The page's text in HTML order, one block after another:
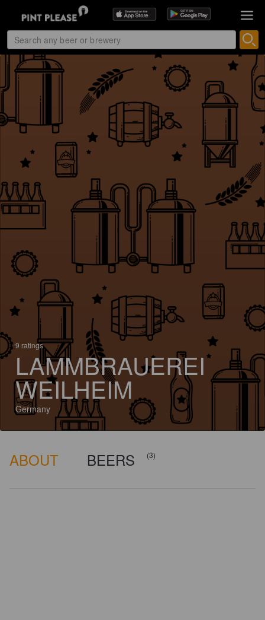
9 ratings
LAMMBRAUEREI
WEILHEIM
Germany
ABOUT BEERS (3)